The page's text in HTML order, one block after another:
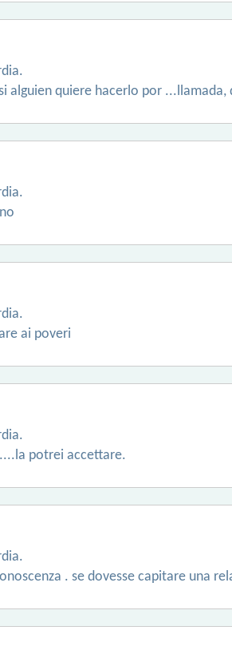
alguien quiere hacerlo por ...llamada,
ai poveri
potrei accettare.
. se dovesse capitare una